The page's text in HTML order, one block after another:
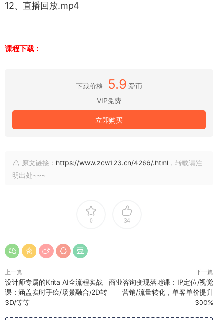
12、直播回放.mp4
课程下载：
下载价格 5.9 爱币
VIP免费
立即购买
原文链接： https://www.zcw123.cn/4266/.html ，转载请注
明出处~~~
0 34
上一篇
设计师专属的Krita AI全流程实战
课：涵盖实时手绘/场景融合/2D转
3D/等等
下一篇
商业咨询变现落地课：IP定位/视觉
营销/流量转化，单客单价提升
300%